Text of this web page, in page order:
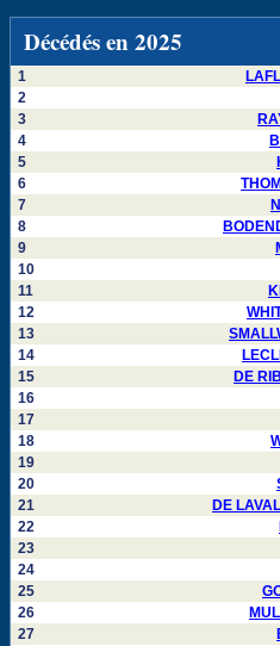
Décédés en 2025
1
2
3
4
5
6
7
8
9
10
11
12
13
14
15
DE
16
17
18
19
20
21
DE
22
23
24
25
26
27